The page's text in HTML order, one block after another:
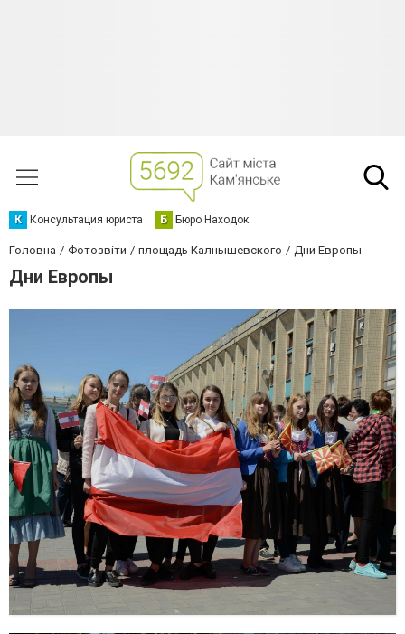
К Консультация юриста Б Бюро Находок
Головна Фотозвіти площадь Калнышевского Дни Европы
Дни Европы